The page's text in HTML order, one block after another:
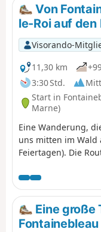
Von
le-Roi auf
Visorando-
11,30 km
3:30 Std.
Start in
Marne)
Eine Wanderung,
uns mitten im Wald
Feiertagen). Die
Markierungen als
schlängelt sich
den breiten
windet man sich
Eine große
Fontainebleau